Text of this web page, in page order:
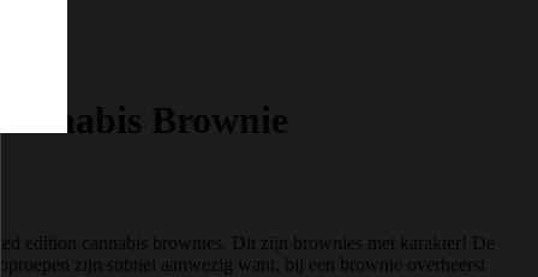
Brownie
edition cannabis brownies. Dit zijn brownies met karakter! De
zijn subtiel aanwezig want, bij een brownie overheerst